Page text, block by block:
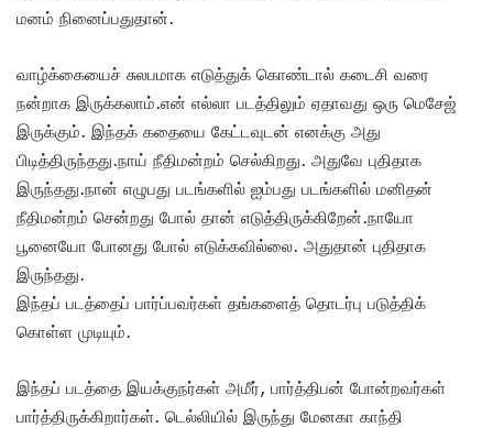
மனம் நினைப்பதுதான்.
வாழ்க்கையைச் சுலபமாக எடுத்துக் கொண்டால் கடைசி வரை
நன்றாக இருக்கலாம்.என் எல்லா படத்திலும் ஏதாவது ஒரு மெசேஜ்
இருக்கும். இந்தக் கதையை கேட்டவுடன் எனக்கு அது
பிடித்திருந்தது.நாய் நீதிமன்றம் செல்கிறது. அதுவே புதிதாக
இருந்தது.நான் எழுபது படங்களில் ஐம்பது படங்களில் மனிதன்
நீதிமன்றம் சென்றது போல் தான் எடுத்திருக்கிறேன்.நாயோ
பூனையோ போனது போல் எடுக்கவில்லை. அதுதான் புதிதாக
இருந்தது.
இந்தப் படத்தைப் பார்ப்பவர்கள் தங்களைத் தொடர்பு படுத்திக்
கொள்ள முடியும்.
இந்தப் படத்தை இயக்குநர்கள் அமீர், பார்த்திபன் போன்றவர்கள்
பார்த்திருக்கிறார்கள். டெல்லியில் இருந்து மேனகா காந்தி